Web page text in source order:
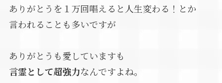
ありがとうを１万回唱えると人生変わる！とか
言われることも多いですが
ありがとうも愛していますも
言霊として超強力なんですよね。